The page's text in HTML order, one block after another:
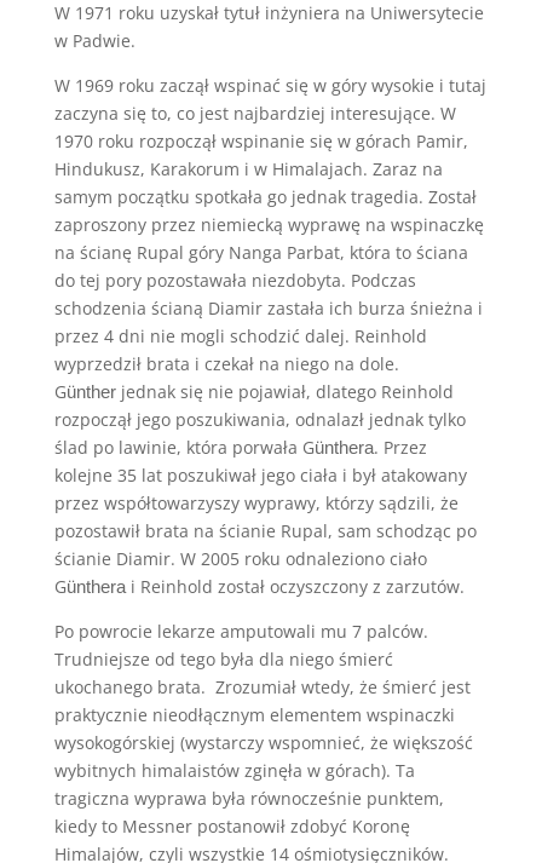
W 1971 roku uzyskał tytuł inżyniera na Uniwersytecie
w Padwie.
W 1969 roku zaczął wspinać się w góry wysokie i tutaj
zaczyna się to, co jest najbardziej interesujące. W
1970 roku rozpoczął wspinanie się w górach Pamir,
Hindukusz, Karakorum i w Himalajach. Zaraz na
samym początku spotkała go jednak tragedia. Został
zaproszony przez niemiecką wyprawę na wspinaczkę
na ścianę Rupal góry Nanga Parbat, która to ściana
do tej pory pozostawała niezdobyta. Podczas
schodzenia ścianą Diamir zastała ich burza śnieżna i
przez 4 dni nie mogli schodzić dalej. Reinhold
wyprzedził brata i czekał na niego na dole.
Güntherjednak się nie pojawiał, dlatego Reinhold
rozpoczął jego poszukiwania, odnalazł jednak tylko
ślad po lawinie, która porwała Günthera. Przez
kolejne 35 lat poszukiwał jego ciała i był atakowany
przez współtowarzyszy wyprawy, którzy sądzili, że
pozostawił brata na ścianie Rupal, sam schodząc po
ścianie Diamir. W 2005 roku odnaleziono ciało
Güntherai Reinhold został oczyszczony z zarzutów.
Po powrocie lekarze amputowali mu 7 palców.
Trudniejsze od tego była dla niego śmierć
ukochanego brata. Zrozumiał wtedy, że śmierć jest
praktycznie nieodłącznym elementem wspinaczki
wysokogórskiej (wystarczy wspomnieć, że większość
wybitnych himalaistów zginęła w górach). Ta
tragiczna wyprawa była równocześnie punktem,
kiedy to Messner postanowił zdobyć Koronę
Himalajów, czyli wszystkie 14 ośmiotysięczników.